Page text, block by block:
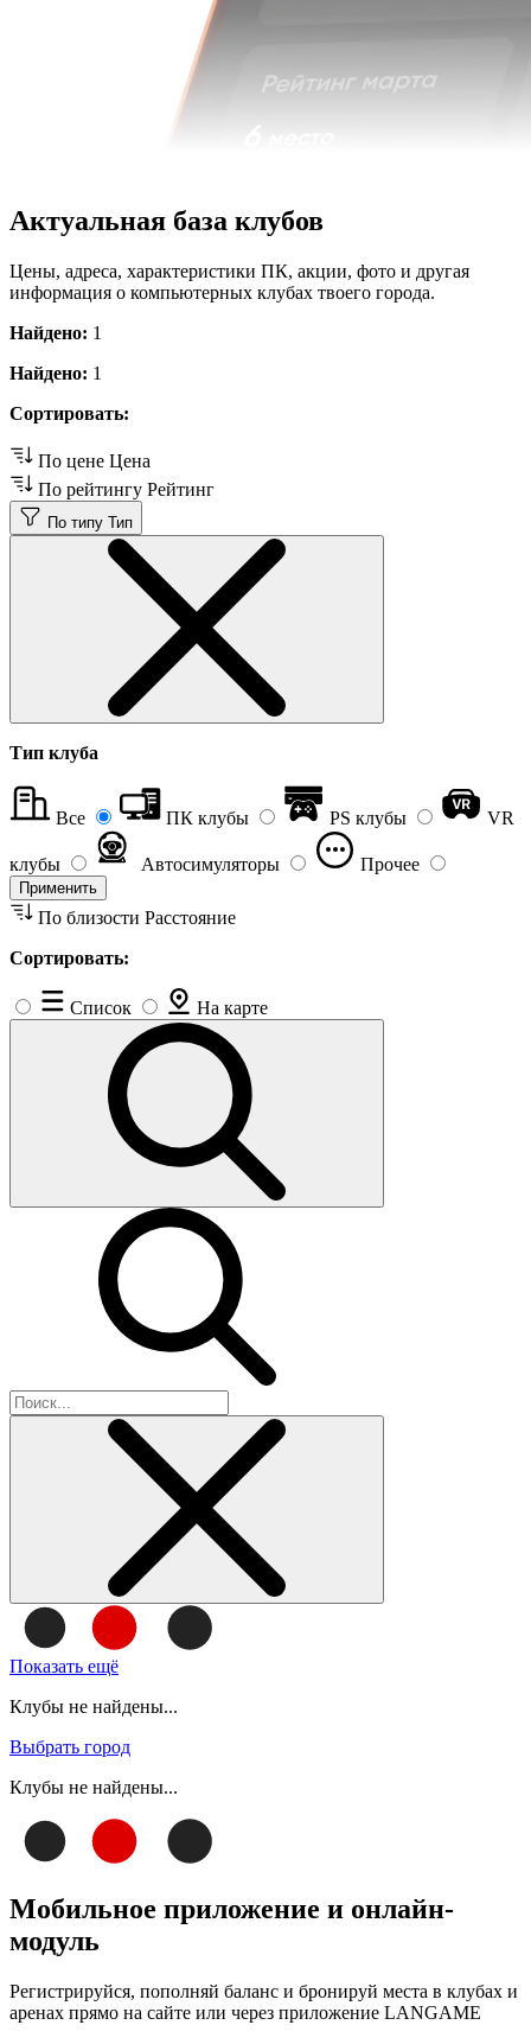
Актуальная база клубов
Цены, адреса, характеристики ПК, акции, фото и другая
информация о компьютерных клубах твоего города.
Найдено: 1
Найдено: 1
Сортировать:
По цене Цена
По рейтингу Рейтинг
По типу Тип
Тип клуба
Все ПК клубы PS клубы VR
клубы Автосимуляторы Прочее
Применить
По близости Расстояние
Сортировать:
Список На карте
Показать ещё
Клубы не найдены...
Выбрать город
Клубы не найдены...
Мобильное приложение и онлайн-
модуль
Регистрируйся, пополняй баланс и бронируй места в клубах и
аренах прямо на сайте или через приложение LANGAME